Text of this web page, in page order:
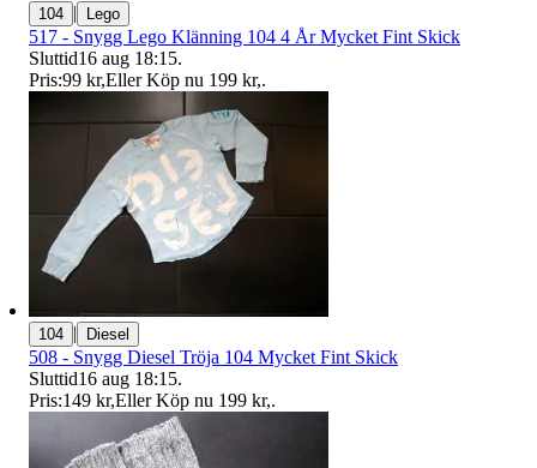
104 | Lego
517 - Snygg Lego Klänning 104 4 År Mycket Fint Skick
Sluttid16 aug 18:15.
Pris:99 kr,Eller Köp nu 199 kr,.
104 | Diesel
508 - Snygg Diesel Tröja 104 Mycket Fint Skick
Sluttid16 aug 18:15.
Pris:149 kr,Eller Köp nu 199 kr,.